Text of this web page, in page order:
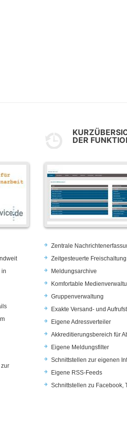
in
DER
Zentrale
Zeitgesteuerte Freischaltung
Meldungsarchive
Komfortable
Gruppenverwaltung
Exakte Versand- und
Eigene Adressverteiler
Akkreditierungsbereich für
Eigene Meldungsfilter
Schnittstellen zur eigenen
Eigene RSS-Feeds
Schnittstellen zu Facebook,